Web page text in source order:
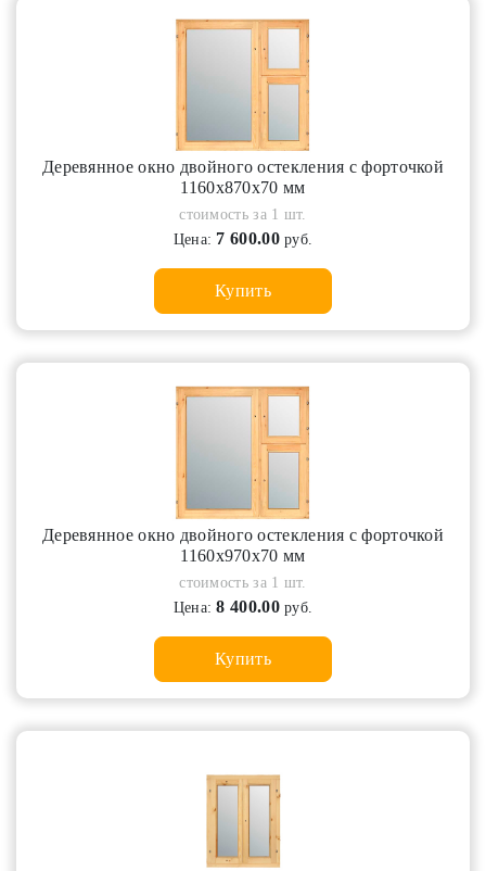
Деревянное окно двойного остекления с форточкой
1160х870х70 мм
стоимость за 1 шт.
Цена: 7 600.00руб.
Купить
Деревянное окно двойного остекления с форточкой
1160х970х70 мм
стоимость за 1 шт.
Цена:8 400.00руб.
Купить